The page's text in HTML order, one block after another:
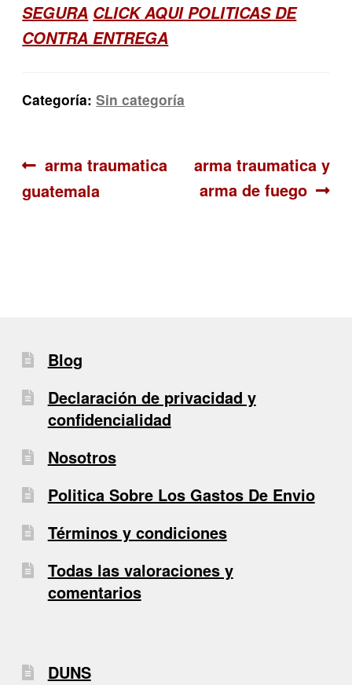
SEGURA CLICK AQUI POLITICAS DE
CONTRA ENTREGA
Categoría:Sin categoría
Navegación
de
Anterior:
arma traumatica
guatemala
Siguiente:
arma traumatica y
arma de fuego
Blog
Declaración de privacidad y
confidencialidad
Nosotros
Politica Sobre Los Gastos De Envio
Términos y condiciones
Todas las valoraciones y
comentarios
DUNS